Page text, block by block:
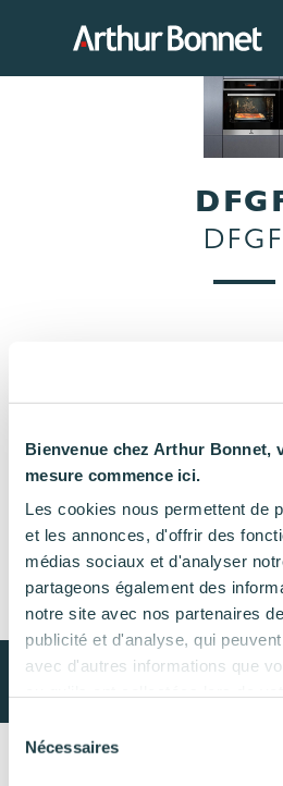
Bienvenue chez Arthur Bonnet,
mesure commence ici.
Les cookies nous permettent de
et les annonces, d'offrir des
médias sociaux et d'analyser
partageons également des
notre site avec nos partenaires
publicité et d'analyse, qui
avec d'autres informations que
Sélection
Nécessaires
NOS MODÈLES DE
MATÉRIAUX ET COLORIS DE
95 ANS DE SAVOIR-FAIRE
DE VOTRE
PROJET
DFGF